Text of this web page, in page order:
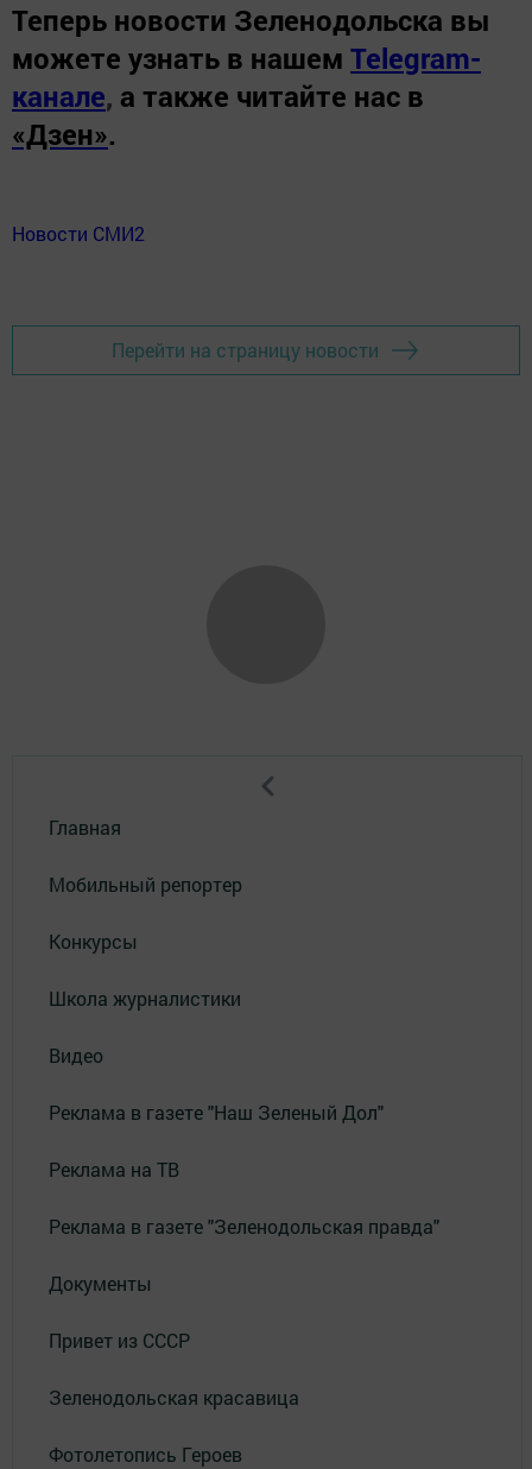
Теперь новости Зеленодольска вы
можете узнать в нашем Telegram-
канале, а также читайте нас в
«Дзен».
Новости СМИ2
Перейти на страницу новости
Главная
Мобильный репортер
Конкурсы
Школа журналистики
Видео
Реклама в газете "Наш Зеленый Дол"
Реклама на ТВ
Реклама в газете "Зеленодольская правда"
Документы
Привет из СССР
Зеленодольская красавица
Фотолетопись Героев